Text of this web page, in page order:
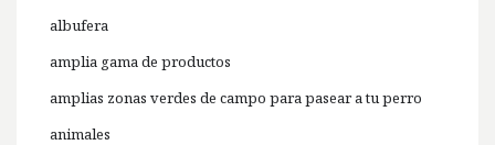
albufera
amplia gama de productos
amplias zonas verdes de campo para pasear a tu perro
animales